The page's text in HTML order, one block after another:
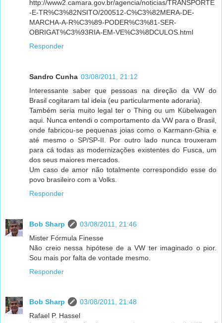
http://www2.camara.gov.br/agencia/noticias/TRANSPORTE
-E-TR%C3%82NSITO/200512-C%C3%82MERA-DE-
MARCHA-A-R%C3%89-PODER%C3%81-SER-
OBRIGAT%C3%93RIA-EM-VE%C3%8DCULOS.html
Responder
Sandro Cunha 03/08/2011, 21:12
Interessante saber que pessoas na direção da VW do
Brasil cogitaram tal ideia (eu particularmente adoraria).
Também seria muito legal ter o Thing ou um Kübelwagen
aqui. Nunca entendi o comportamento da VW para o Brasil,
onde fabricou-se pequenas joias como o Karmann-Ghia e
até mesmo o SP/SP-II. Por outro lado nunca trouxeram
para cá todas as modernizações existentes do Fusca, um
dos seus maiores mercados.
Um caso de amor não totalmente correspondido esse do
povo brasileiro com a Volks.
Responder
Bob Sharp
03/08/2011, 21:46
Mister Fórmula Finesse
Não creio nessa hipótese de a VW ter imaginado o pior.
Sou mais por falta de vontade mesmo.
Responder
Bob Sharp
03/08/2011, 21:48
Rafael P. Hassel